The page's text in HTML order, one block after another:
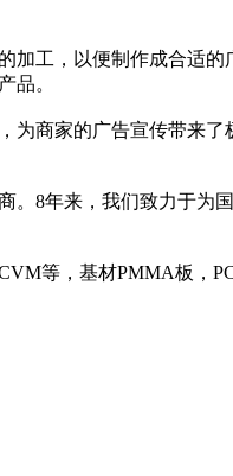
工，以便制作成合适
品。
商家的广告宣传带来
8年来，我们致力于为
等，基材PMMA板，